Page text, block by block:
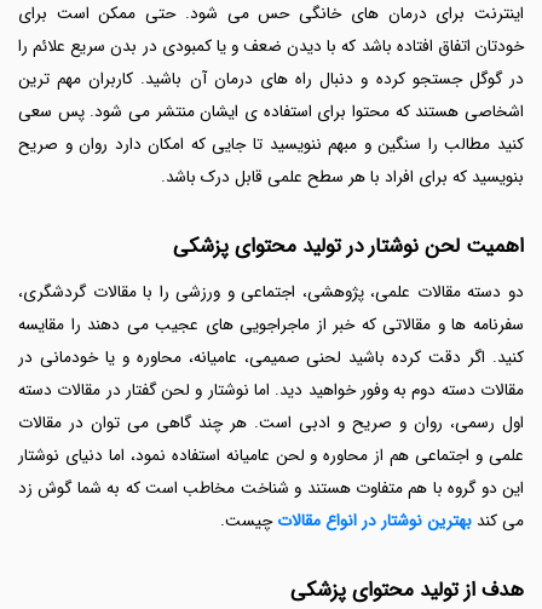
اینترنت برای درمان های خانگی حس می شود. حتی ممکن است برای
خودتان اتفاق افتاده باشد که با دیدن ضعف و یا کمبودی در بدن سریع علائم را
در گوگل جستجو کرده و دنبال راه های درمان آن باشید. کاربران مهم ترین
اشخاصی هستند که محتوا برای استفاده ی ایشان منتشر می شود. پس سعی
کنید مطالب را سنگین و مبهم ننویسید تا جایی که امکان دارد روان و صریح
بنویسید که برای افراد با هر سطح علمی قابل درک باشد.
اهمیت لحن نوشتار در تولید محتوای پزشکی
دو دسته مقالات علمی، پژوهشی، اجتماعی و ورزشی را با مقالات گردشگری،
سفرنامه ها و مقالاتی که خبر از ماجراجویی های عجیب می دهند را مقایسه
کنید. اگر دقت کرده باشید لحنی صمیمی، عامیانه، محاوره و یا خودمانی در
مقالات دسته دوم به وفور خواهید دید. اما نوشتار و لحن گفتار در مقالات دسته
اول رسمی، روان و صریح و ادبی است. هر چند گاهی می توان در مقالات
علمی و اجتماعی هم از محاوره و لحن عامیانه استفاده نمود، اما دنیای نوشتار
این دو گروه با هم متفاوت هستند و شناخت مخاطب است که به شما گوش زد
می کند بهترین نوشتار در انواع مقالاتچیست.
هدف از تولید محتوای پزشکی